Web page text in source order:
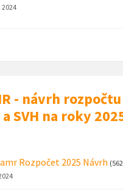
2024
- návrh
SVH na roky
Rozpočet 2025 Návrh